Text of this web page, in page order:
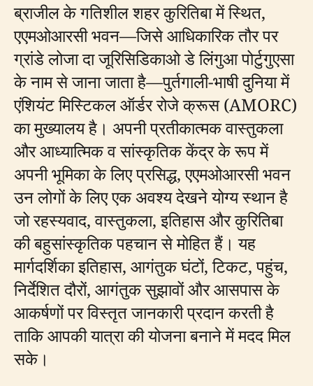
ब्राजील के गतिशील शहर कुरितिबा में स्थित,
एएमओआरसी भवन—जिसे आधिकारिक तौर पर
ग्रांडे लोजा दा जूरिसिडिकाओ डे लिंगुआ पोर्टुगुएसा
के नाम से जाना जाता है—पुर्तगाली-भाषी दुनिया में
एंशियंट मिस्टिकल ऑर्डर रोजे क्रूस (AMORC)
का मुख्यालय है। अपनी प्रतीकात्मक वास्तुकला
और आध्यात्मिक व सांस्कृतिक केंद्र के रूप में
अपनी भूमिका के लिए प्रसिद्ध, एएमओआरसी भवन
उन लोगों के लिए एक अवश्य देखने योग्य स्थान है
जो रहस्यवाद, वास्तुकला, इतिहास और कुरितिबा
की बहुसांस्कृतिक पहचान से मोहित हैं। यह
मार्गदर्शिका इतिहास, आगंतुक घंटों, टिकट, पहुंच,
निर्देशित दौरों, आगंतुक सुझावों और आसपास के
आकर्षणों पर विस्तृत जानकारी प्रदान करती है
ताकि आपकी यात्रा की योजना बनाने में मदद मिल
सके।